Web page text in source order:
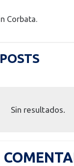
Corbata.
Sin resultados.